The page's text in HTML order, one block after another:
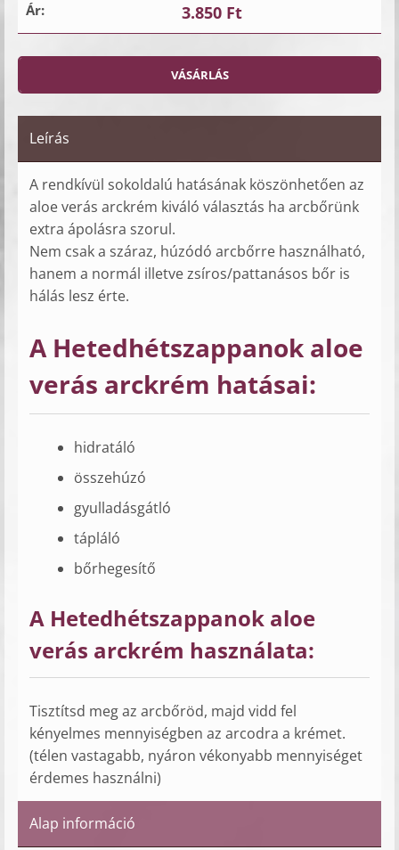
Ár: 3.850 Ft
Leírás
A rendkívül sokoldalú hatásának köszönhetően az
aloe verás arckrém kiváló választás ha arcbőrünk
extra ápolásra szorul.
Nem csak a száraz, húzódó arcbőrre használható,
hanem a normál illetve zsíros/pattanásos bőr is
hálás lesz érte.
A Hetedhétszappanok aloe
verás arckrém hatásai:
hidratáló
összehúzó
gyulladásgátló
tápláló
bőrhegesítő
A Hetedhétszappanok aloe
verás arckrém használata:
Tisztítsd meg az arcbőröd, majd vidd fel
kényelmes mennyiségben az arcodra a krémet.
(télen vastagabb, nyáron vékonyabb mennyiséget
érdemes használni)
Alap információ